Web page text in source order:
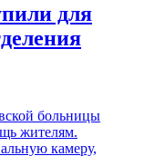
для
больницы
жителям.
камеру,